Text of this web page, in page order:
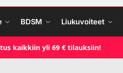
BDSM Liukuvoiteet
kaikkiin yli 69 € tilauksiin!